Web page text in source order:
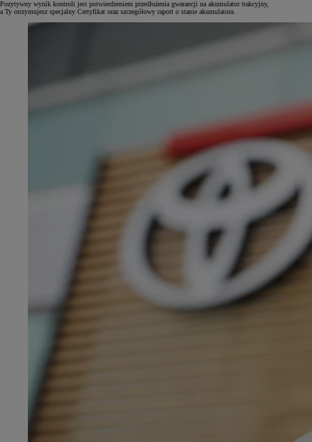
Pozytywny wynik kontroli jest potwierdzeniem przedłużenia gwarancji na akumulator trakcyjny,
a Ty otrzymujesz specjalny Certyfikat oraz szczegółowy raport o stanie akumulatora.